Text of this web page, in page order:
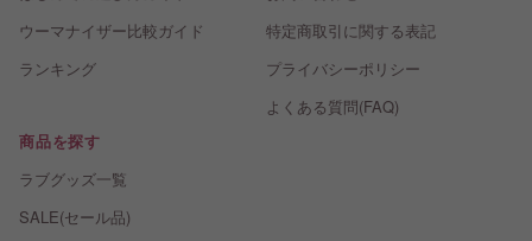
ウーマナイザー比較ガイド
ランキング
特定商取引に関する表記
プライバシーポリシー
よくある質問(FAQ)
商品を探す
ラブグッズ一覧
SALE(セール品)